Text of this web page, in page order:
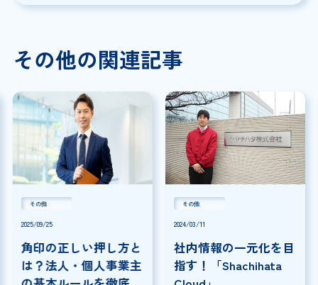
その他の関連記事
その他
2025/09/25
角印の正しい押し方と
は？法人・個人事業主
その他
2024/03/11
社内情報の一元化を目
指す！「Shachihata